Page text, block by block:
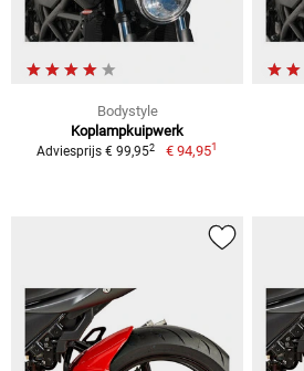
Bodystyle
Koplampkuipwerk
Adviesprijs € 99,952 € 94,951